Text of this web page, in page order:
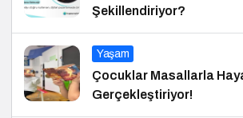
Şekillendiriyor?
Yaşam
Çocuklar Masallarla
Gerçekleştiriyor!